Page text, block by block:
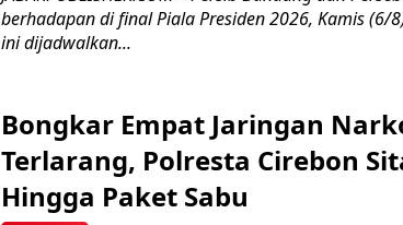
berhadapan di final Piala Presiden 2026, Kamis (6/
ini dijadwalkan...
Bongkar Empat Jaringan
Terlarang, Polresta Cirebon
Hingga Paket Sabu